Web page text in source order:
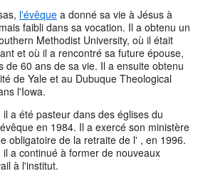
l'évêque a donné sa vie à Jésus à
faibli dans sa vocation. Il a obtenu un
Methodist University, où il était
et où il a rencontré sa future épouse,
de 60 ans de sa vie. Il a ensuite obtenu
de Yale et au Dubuque Theological
l'Iowa.
a été pasteur dans des églises du
en 1984. Il a exercé son ministère
obligatoire de la retraite de l' , en 1996.
a continué à former de nouveaux
à l'institut.